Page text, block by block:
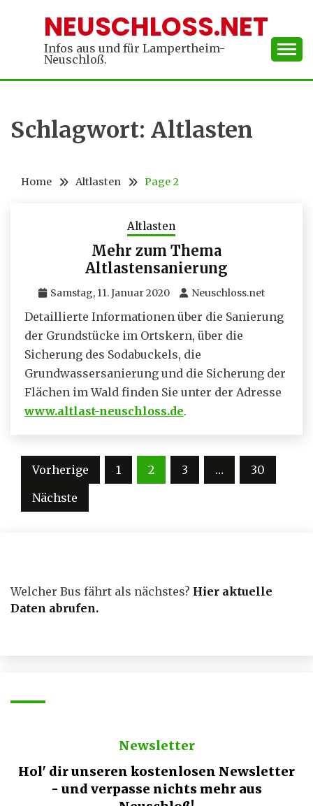
NEUSCHLOSS.NET
Infos aus und für Lampertheim-
Neuschloß.
Schlagwort: Altlasten
Home Altlasten Page 2
Altlasten
Mehr zum Thema
Altlastensanierung
Samstag, 11. Januar 2020 Neuschloss.net
Detaillierte Informationen über die Sanierung
der Grundstücke im Ortskern, über die
Sicherung des Sodabuckels, die
Grundwassersanierung und die Sicherung der
Flächen im Wald finden Sie unter der Adresse
www.altlast-neuschloss.de.
Seitennummerierung
der
Beiträge
Vorherige 1 2 3 …
30
Nächste
Welcher Bus fährt als nächstes? Hier aktuelle
Daten abrufen.
Newsletter
Hol' dir unseren kostenlosen Newsletter
- und verpasse nichts mehr aus